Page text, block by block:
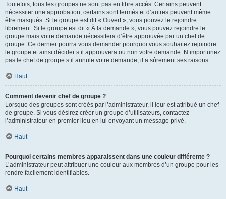
Toutefois, tous les groupes ne sont pas en libre accès. Certains peuvent
nécessiter une approbation, certains sont fermés et d’autres peuvent même
être masqués. Si le groupe est dit « Ouvert », vous pouvez le rejoindre
librement. Si le groupe est dit « À la demande », vous pouvez rejoindre le
groupe mais votre demande nécessitera d’être approuvée par un chef de
groupe. Ce dernier pourra vous demander pourquoi vous souhaitez rejoindre
le groupe et ainsi décider s’il approuvera ou non votre demande. N’importunez
pas le chef de groupe s’il annule votre demande, il a sûrement ses raisons.
Haut
Comment devenir chef de groupe ?
Lorsque des groupes sont créés par l’administrateur, il leur est attribué un chef
de groupe. Si vous désirez créer un groupe d’utilisateurs, contactez
l’administrateur en premier lieu en lui envoyant un message privé.
Haut
Pourquoi certains membres apparaissent dans une couleur différente ?
L’administrateur peut attribuer une couleur aux membres d’un groupe pour les
rendre facilement identifiables.
Haut